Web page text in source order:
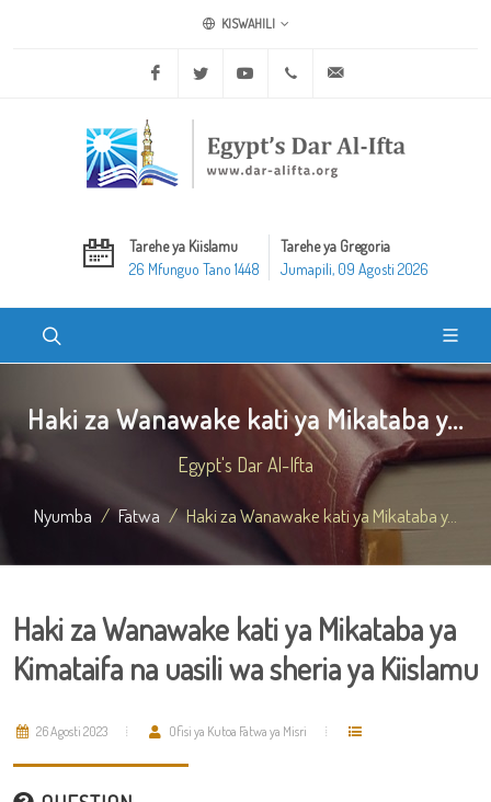
KISWAHILI
Facebook Twitter Youtube +20 2 25970400
Tarehe ya Kiislamu
26 Mfunguo Tano 1448
Tarehe ya Gregoria
Jumapili, 09 Agosti 2026
Haki za Wanawake kati ya Mikataba y...
Egypt's Dar Al-Ifta
Nyumba Fatwa Haki za Wanawake kati ya Mikataba y...
Haki za Wanawake kati ya Mikataba ya
Kimataifa na uasili wa sheria ya Kiislamu
26 Agosti 2023 Ofisi ya Kutoa Fatwa ya Misri